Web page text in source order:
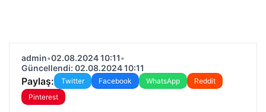
admin•02.08.2024 10:11•
Güncellendi: 02.08.2024 10:11
Paylaş: Twitter Facebook WhatsApp
Reddit
Pinterest